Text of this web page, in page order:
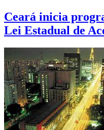
Ceará inicia
Lei Estadual de